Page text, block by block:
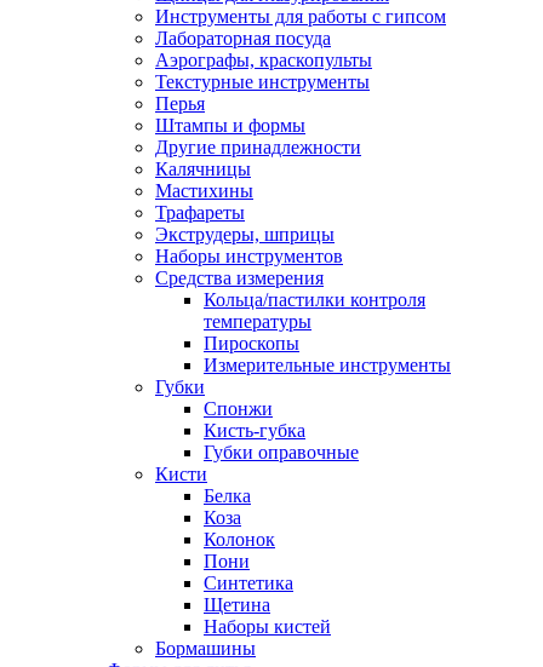
Инструменты для работы с гипсом
Лабораторная посуда
Аэрографы, краскопульты
Текстурные инструменты
Перья
Штампы и формы
Другие принадлежности
Калячницы
Мастихины
Трафареты
Экструдеры, шприцы
Наборы инструментов
Средства измерения
Кольца/пастилки контроля
температуры
Пироскопы
Измерительные инструменты
Губки
Спонжи
Кисть-губка
Губки оправочные
Кисти
Белка
Коза
Колонок
Пони
Синтетика
Щетина
Наборы кистей
Бормашины